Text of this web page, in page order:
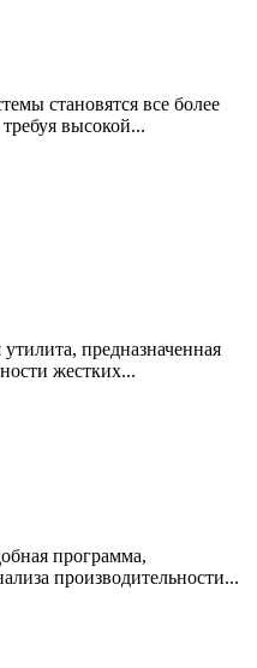
становятся все более
высокой...
предназначенная
жестких...
программа,
производительности...